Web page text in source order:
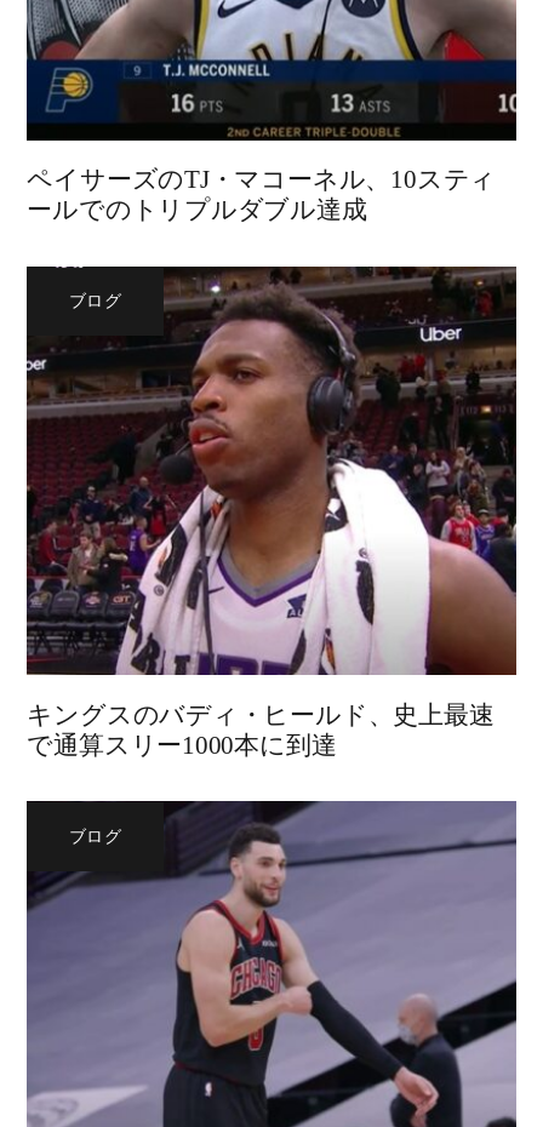
ペイサーズのTJ・マコーネル、10スティ
ールでのトリプルダブル達成
ブログ
キングスのバディ・ヒールド、史上最速
で通算スリー1000本に到達
ブログ